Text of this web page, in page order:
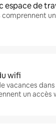
espace de
comprennent
wifi
vacances
un accès